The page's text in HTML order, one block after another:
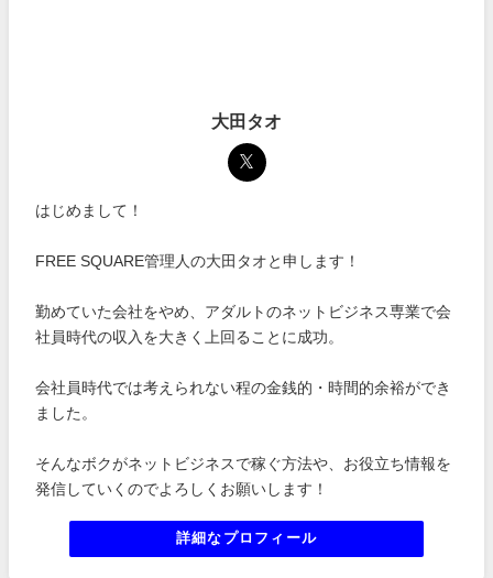
大田タオ
はじめまして！
FREE SQUARE管理人の大田タオと申します！
勤めていた会社をやめ、アダルトのネットビジネス専業で会
社員時代の収入を大きく上回ることに成功。
会社員時代では考えられない程の金銭的・時間的余裕ができ
ました。
そんなボクがネットビジネスで稼ぐ方法や、お役立ち情報を
発信していくのでよろしくお願いします！
詳細なプロフィール